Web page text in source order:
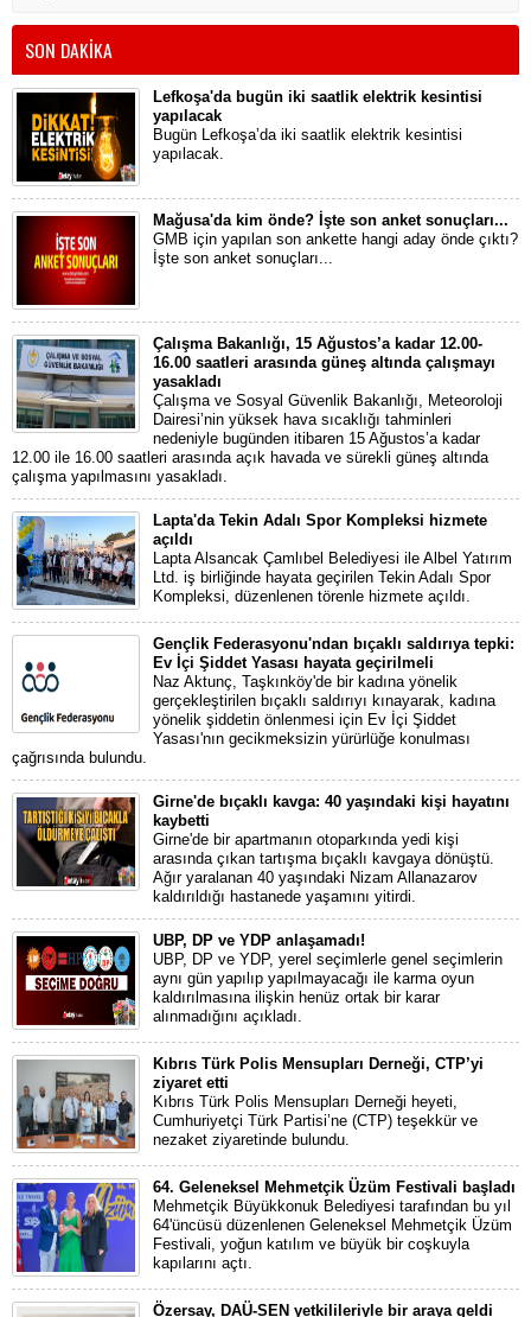
SON DAKİKA
Lefkoşa'da bugün iki saatlik elektrik kesintisi
yapılacak
Bugün Lefkoşa’da iki saatlik elektrik kesintisi
yapılacak.
Mağusa'da kim önde? İşte son anket sonuçları...
GMB için yapılan son ankette hangi aday önde çıktı?
İşte son anket sonuçları...
Çalışma Bakanlığı, 15 Ağustos’a kadar 12.00-
16.00 saatleri arasında güneş altında çalışmayı
yasakladı
Çalışma ve Sosyal Güvenlik Bakanlığı, Meteoroloji
Dairesi’nin yüksek hava sıcaklığı tahminleri
nedeniyle bugünden itibaren 15 Ağustos’a kadar
12.00 ile 16.00 saatleri arasında açık havada ve sürekli güneş altında
çalışma yapılmasını yasakladı.
Lapta'da Tekin Adalı Spor Kompleksi hizmete
açıldı
Lapta Alsancak Çamlıbel Belediyesi ile Albel Yatırım
Ltd. iş birliğinde hayata geçirilen Tekin Adalı Spor
Kompleksi, düzenlenen törenle hizmete açıldı.
Gençlik Federasyonu'ndan bıçaklı saldırıya tepki:
Ev İçi Şiddet Yasası hayata geçirilmeli
Naz Aktunç, Taşkınköy'de bir kadına yönelik
gerçekleştirilen bıçaklı saldırıyı kınayarak, kadına
yönelik şiddetin önlenmesi için Ev İçi Şiddet
Yasası'nın gecikmeksizin yürürlüğe konulması
çağrısında bulundu.
Girne'de bıçaklı kavga: 40 yaşındaki kişi hayatını
kaybetti
Girne'de bir apartmanın otoparkında yedi kişi
arasında çıkan tartışma bıçaklı kavgaya dönüştü.
Ağır yaralanan 40 yaşındaki Nizam Allanazarov
kaldırıldığı hastanede yaşamını yitirdi.
UBP, DP ve YDP anlaşamadı!
UBP, DP ve YDP, yerel seçimlerle genel seçimlerin
aynı gün yapılıp yapılmayacağı ile karma oyun
kaldırılmasına ilişkin henüz ortak bir karar
alınmadığını açıkladı.
Kıbrıs Türk Polis Mensupları Derneği, CTP’yi
ziyaret etti
Kıbrıs Türk Polis Mensupları Derneği heyeti,
Cumhuriyetçi Türk Partisi’ne (CTP) teşekkür ve
nezaket ziyaretinde bulundu.
64. Geleneksel Mehmetçik Üzüm Festivali başladı
Mehmetçik Büyükkonuk Belediyesi tarafından bu yıl
64'üncüsü düzenlenen Geleneksel Mehmetçik Üzüm
Festivali, yoğun katılım ve büyük bir coşkuyla
kapılarını açtı.
Özersay, DAÜ-SEN yetkilileriyle bir araya geldi